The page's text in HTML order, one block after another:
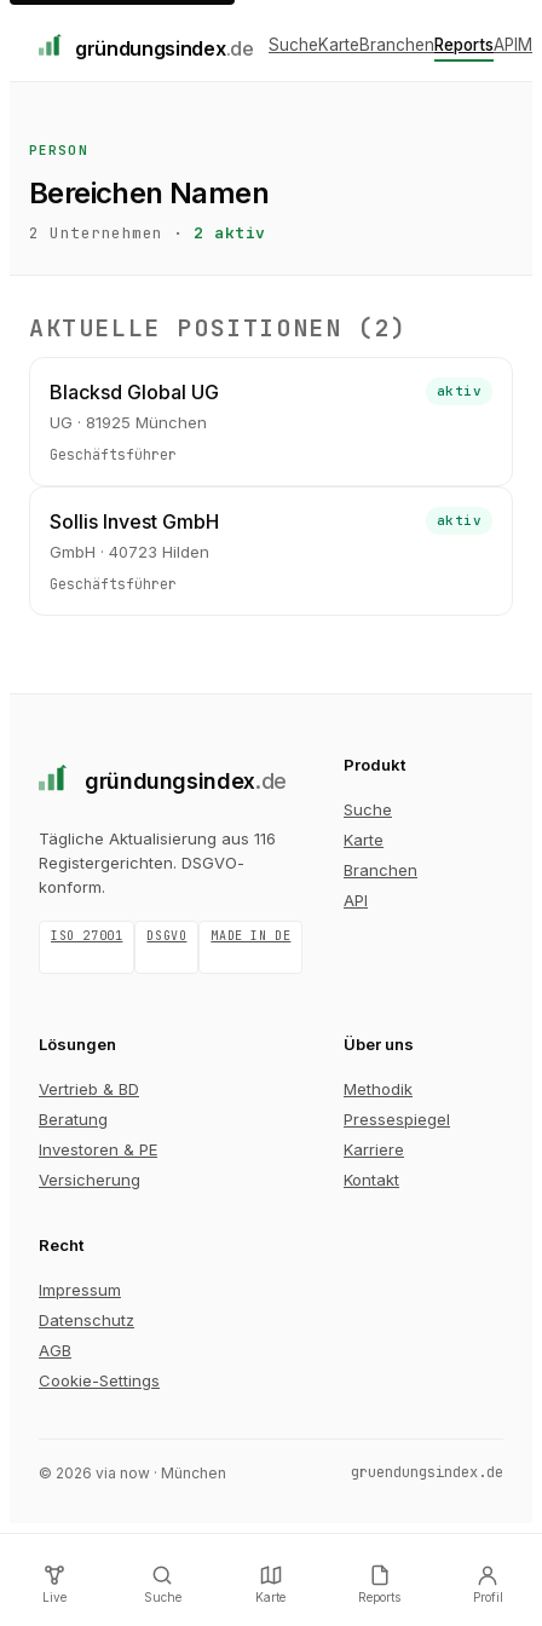
gründungsindex.de SucheKarteBranchenReportsAPI
PERSON
Bereichen Namen
2 Unternehmen · 2 aktiv
AKTUELLE POSITIONEN (2)
Blacksd Global UG
UG · 81925 München
aktiv
Geschäftsführer
Sollis Invest GmbH
GmbH · 40723 Hilden
aktiv
Geschäftsführer
gründungsindex.de
Tägliche Aktualisierung aus 116
Registergerichten. DSGVO-
konform.
ISO 27001 DSGVO MADE IN DE
Produkt
Suche
Karte
Branchen
API
Lösungen
Vertrieb & BD
Beratung
Investoren & PE
Versicherung
Über uns
Methodik
Pressespiegel
Karriere
Kontakt
Recht
Impressum
Datenschutz
AGB
Cookie-Settings
© 2026 via now · München gruendungsindex.de
Live Suche Karte Reports Profil